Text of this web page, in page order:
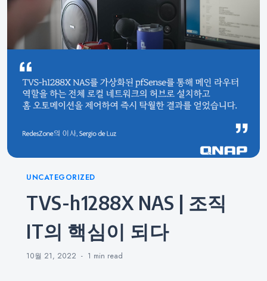
Categories
UNCATEGORIZED
TVS-h1288X NAS | 조직
IT의 핵심이 되다
10월 21, 2022 1 min read